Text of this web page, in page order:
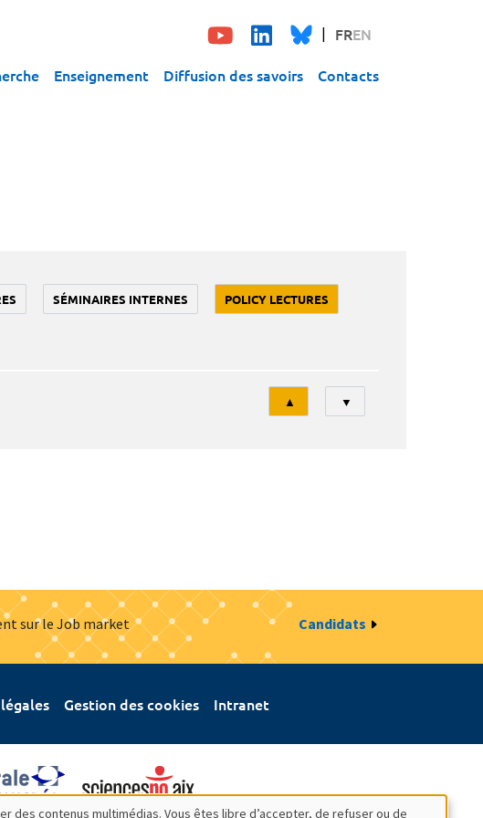
FREN
Enseignement Diffusion des savoirs Contacts
SÉMINAIRES INTERNES POLICY LECTURES
Tri
▲ ▼
sur le Job market Candidats
Gestion des cookies Intranet
contenus multimédias. Vous êtes libre d’accepter, de refuser ou de